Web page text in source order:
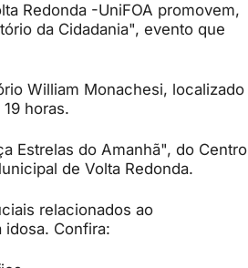
Redonda -UniFOA promovem,
da Cidadania", evento que
William Monachesi, localizado
horas.
Estrelas do Amanhã", do Centro
de Volta Redonda.
relacionados ao
Confira: